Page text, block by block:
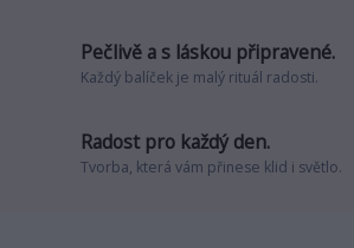
Pečlivě a s láskou připravené.
Každý balíček je malý rituál radosti.
Radost pro každý den.
Tvorba, která vám přinese klid i světlo.